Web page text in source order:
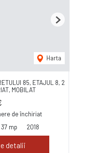
Harta
Next
85, ETAJUL 8, 2
MOBILAT
de închiriat
37 mp 2018
detalii